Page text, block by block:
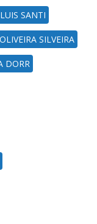
SANTI
SILVEIRA
DORR